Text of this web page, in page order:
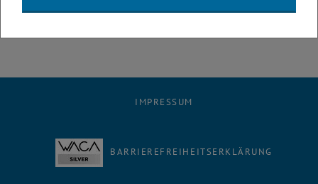
IMPRESSUM
BARRIEREFREIHEITSERKLÄRUNG